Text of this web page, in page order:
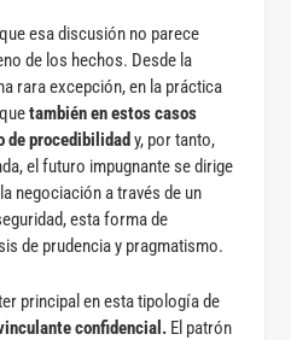
esa discusión no parece
de los hechos. Desde la
rara excepción, en la práctica
también en estos casos
procedibilidad y, por tanto,
el futuro impugnante se dirige
negociación a través de un
esta forma de
de prudencia y pragmatismo.
principal en esta tipología de
confidencial. El patrón